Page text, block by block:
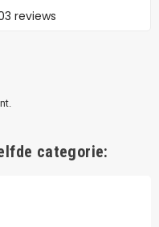
categorie: